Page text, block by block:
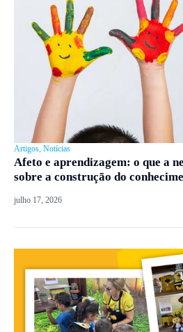
Artigos, Notícias
Afeto e aprendizagem: o que a
sobre a construção do
julho 17, 2026